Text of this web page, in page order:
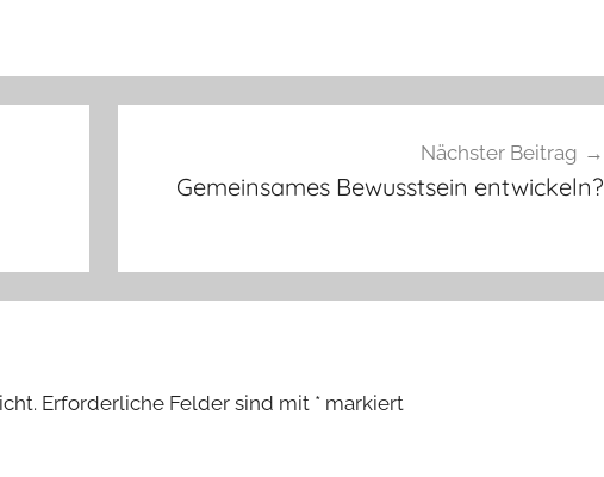
Nächster Beitrag
Gemeinsames Bewusstsein entwickeln?
Erforderliche Felder sind mit * markiert